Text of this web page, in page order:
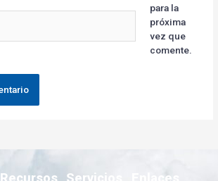
para la
próxima
vez que
comente.
Recursos Servicios Enlaces